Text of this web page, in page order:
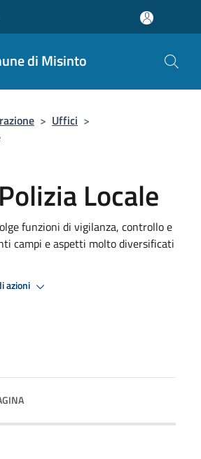
di Misinto
> Uffici >
Locale
funzioni di vigilanza, controllo e
campi e aspetti molto diversificati
azioni